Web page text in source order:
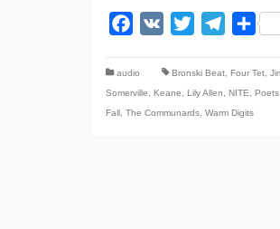
Facebook
VK Twitter Telegram
audio Bronski Beat Four Tet
Somerville
Keane Lily Allen NITE
Fall The Communards Warm Digits